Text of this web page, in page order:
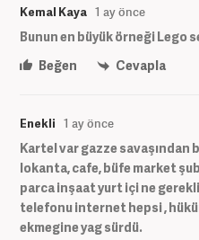
Kemal Kaya 1 ay önce
Bunun en büyük örneği Lego
Beğen
Cevapla
Enekli 1 ay önce
Kartel var gazze savaşından
lokanta, cafe, büfe market
parca inşaat yurt içi ne
telefonu internet hepsi ,
ekmegine yag sürdü.